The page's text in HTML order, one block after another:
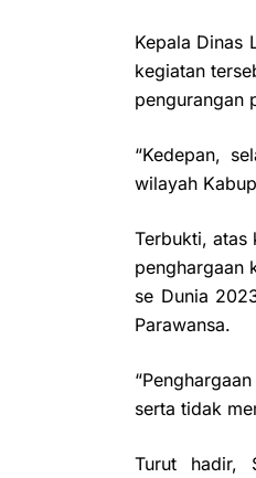
Kepala Dinas
kegiatan
pengurangan
“Kedepan,
wilayah
Terbukti, atas
penghargaan
se Dunia
Parawansa.
serta tidak
Turut hadir,